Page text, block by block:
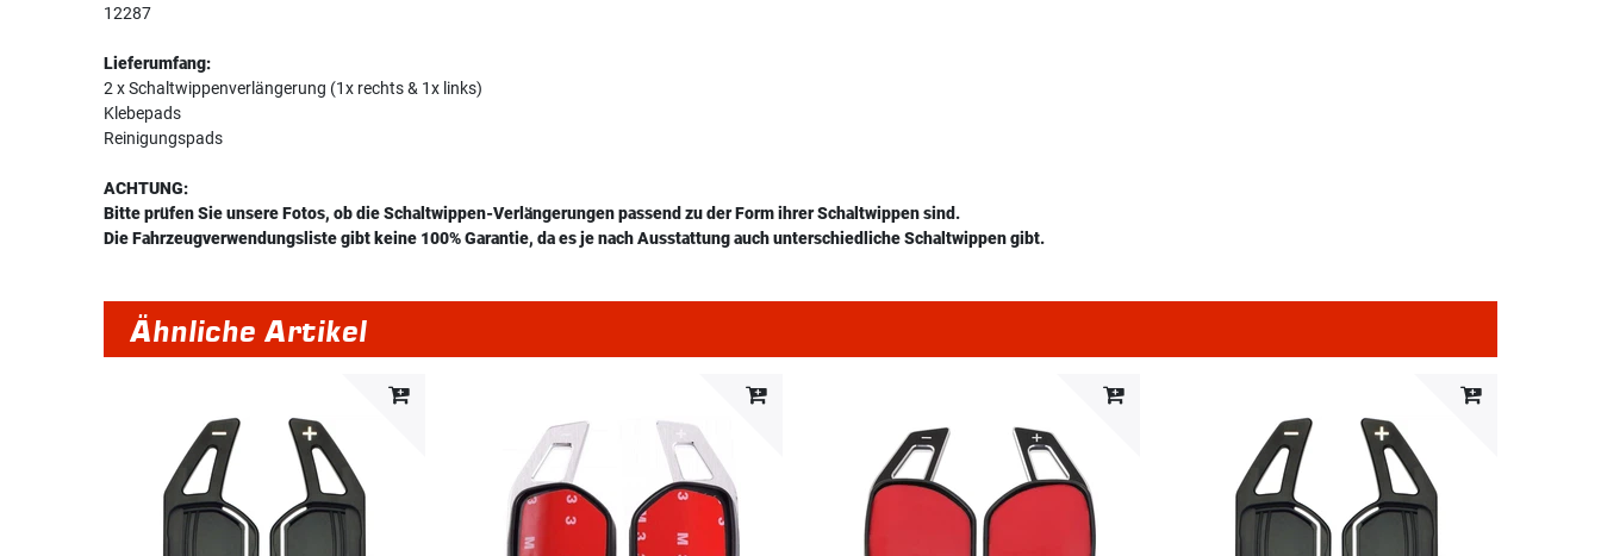
12287
Lieferumfang:
2 x Schaltwippenverlängerung (1x rechts & 1x links)
Klebepads
Reinigungspads
ACHTUNG:
Bitte prüfen Sie unsere Fotos, ob die Schaltwippen-Verlängerungen passend zu der Form ihrer Schaltwippen sind.
Die Fahrzeugverwendungsliste gibt keine 100% Garantie, da es je nach Ausstattung auch unterschiedliche Schaltwippen gibt.
Ähnliche Artikel